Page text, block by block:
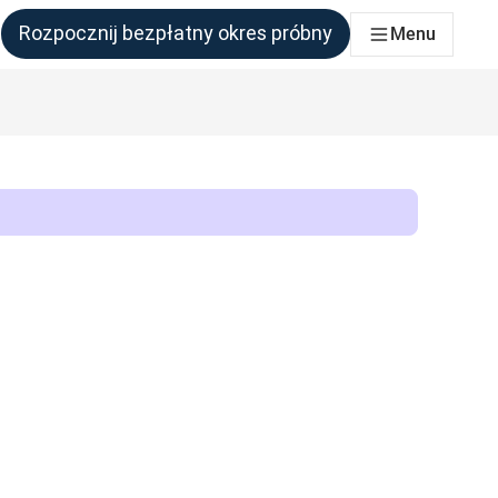
Rozpocznij bezpłatny okres próbny Menu